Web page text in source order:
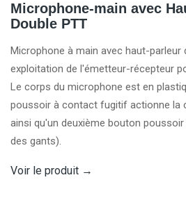
Microphone-main avec
Double PTT
Microphone à main avec haut-parleur
exploitation de l'émetteur-récepteur
Le corps du microphone est en
poussoir à contact fugitif actionne la
ainsi qu'un deuxième bouton
des gants).
Voir le produit →